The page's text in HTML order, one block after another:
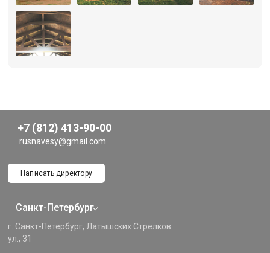
+7 (812) 413-90-00
rusnavesy@gmail.com
Написать директору
Санкт-Петербург
г. Санкт-Петербург, Латышских Стрелков
ул., 31